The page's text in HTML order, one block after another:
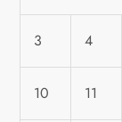
3 4
10 11